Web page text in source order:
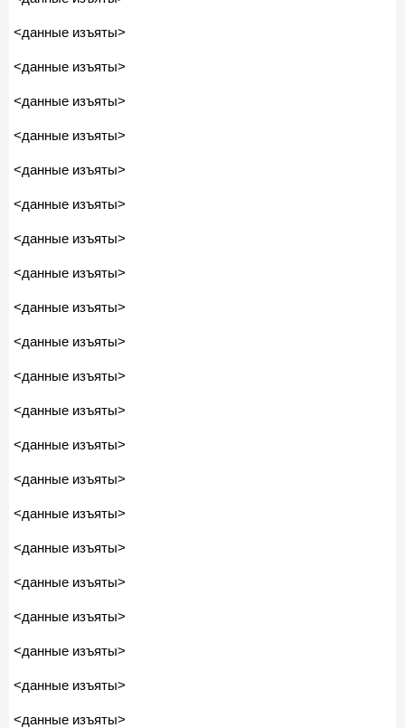
<данные изъяты>
<данные изъяты>
<данные изъяты>
<данные изъяты>
<данные изъяты>
<данные изъяты>
<данные изъяты>
<данные изъяты>
<данные изъяты>
<данные изъяты>
<данные изъяты>
<данные изъяты>
<данные изъяты>
<данные изъяты>
<данные изъяты>
<данные изъяты>
<данные изъяты>
<данные изъяты>
<данные изъяты>
<данные изъяты>
<данные изъяты>